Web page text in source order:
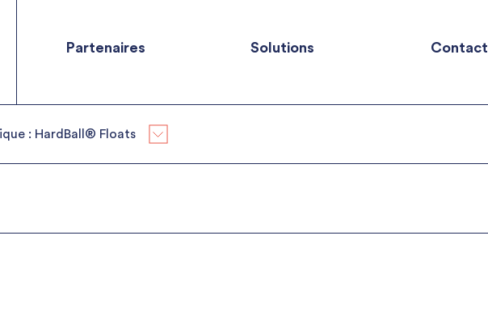
Partenaires Solutions Contact
: HardBall® Floats